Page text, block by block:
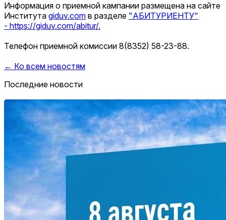
Информация о приемной кампании размещена на сайте
Института giduv.com в разделе "АБИТУРИЕНТУ"
- https://giduv.com/abitur/.
Телефон приемной комиссии 8(8352) 58-23-88.
← Ко всем новостям
Последние новости